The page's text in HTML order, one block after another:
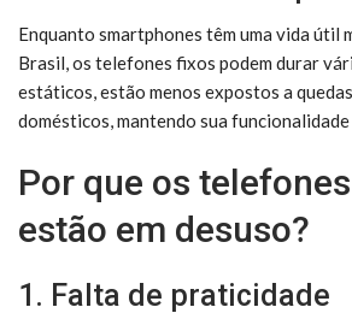
Enquanto smartphones têm uma vida útil
Brasil, os telefones fixos podem durar
estáticos, estão menos expostos a
domésticos, mantendo sua
Por que os
estão em desuso?
1. Falta de praticidade